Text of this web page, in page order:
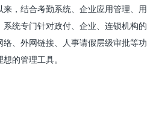
来，结合考勤系统、企业应用管理、用
系统专门针对政付、企业、连锁机构的
络、外网链接、人事请假层级审批等功
的管理工具。